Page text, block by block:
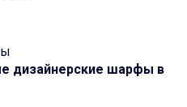
дизайнерские шарфы в